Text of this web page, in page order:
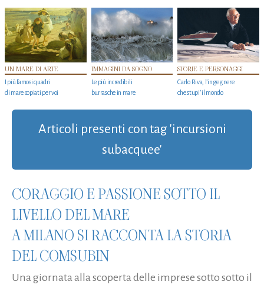
UN MARE DI ARTE
I più famosi quadri
di mare copiati per voi
IMMAGINI DA SOGNO
Le più incredibili
burrasche in mare
STORIE E PERSONAGGI
Carlo Riva, l’ingegnere
che stupi' il mondo
Articoli presenti con tag 'incursioni
subacquee'
CORAGGIO E PASSIONE SOTTO IL
LIVELLO DEL MARE
A MILANO SI RACCONTA LA STORIA
DEL COMSUBIN
Una giornata alla scoperta delle imprese sotto sotto il